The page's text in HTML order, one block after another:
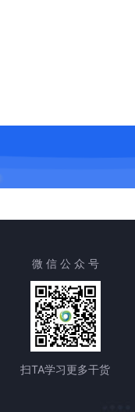
微 信 公 众 号
扫TA学习更多干货